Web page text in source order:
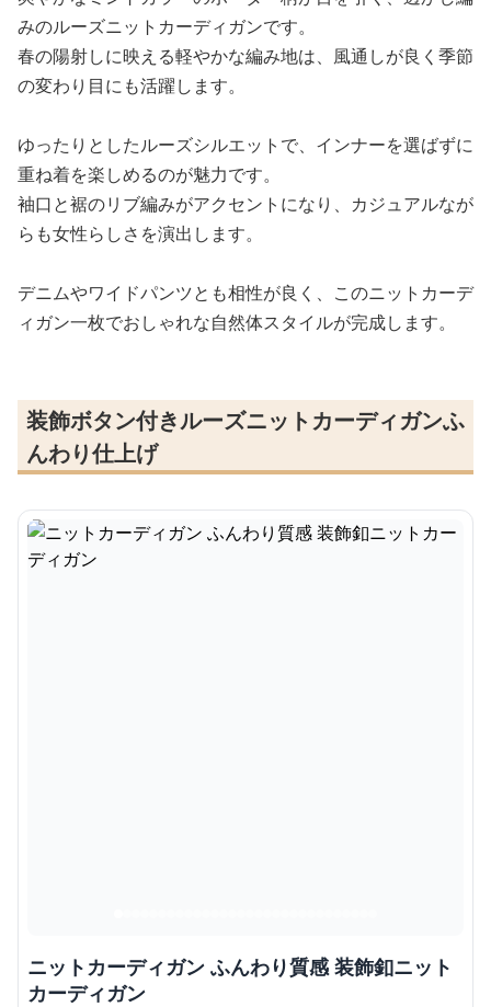
みのルーズニットカーディガンです。
春の陽射しに映える軽やかな編み地は、風通しが良く季節
の変わり目にも活躍します。
ゆったりとしたルーズシルエットで、インナーを選ばずに
重ね着を楽しめるのが魅力です。
袖口と裾のリブ編みがアクセントになり、カジュアルなが
らも女性らしさを演出します。
デニムやワイドパンツとも相性が良く、このニットカーデ
ィガン一枚でおしゃれな自然体スタイルが完成します。
装飾ボタン付きルーズニットカーディガンふ
んわり仕上げ
ニットカーディガン ふんわり質感 装飾釦ニット
カーディガン